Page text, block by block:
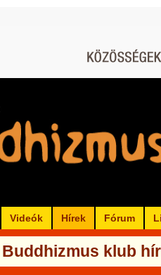
Videók Hírek Fórum
Buddhizmus klub